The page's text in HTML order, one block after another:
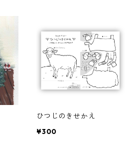
ひつじのきせかえ
¥300